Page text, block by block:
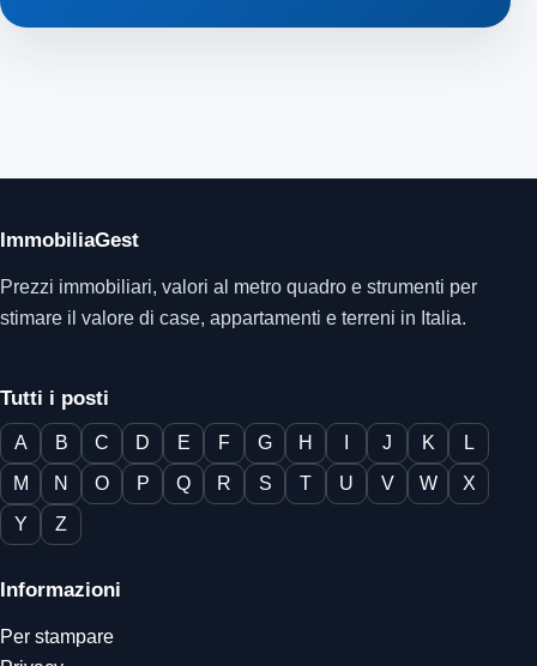
ImmobiliaGest
Prezzi immobiliari, valori al metro quadro e strumenti per
stimare il valore di case, appartamenti e terreni in Italia.
Tutti i posti
A B C D E F G H J K
L
M
N O P Q R S T U V W
X
Y
Z
Informazioni
Per stampare